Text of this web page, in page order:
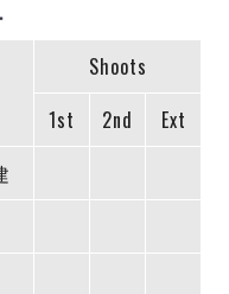
Shoots
1st
2nd
Ext